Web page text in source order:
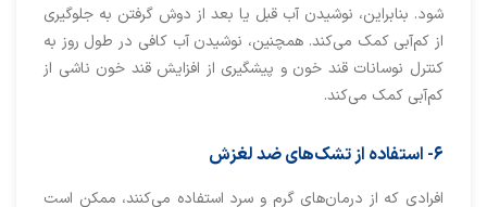
شود. بنابراین، نوشیدن آب قبل یا بعد از دوش گرفتن به جلوگیری
از کم‌آبی کمک می‌کند. همچنین، نوشیدن آب کافی در طول روز به
کنترل نوسانات قند خون و پیشگیری از افزایش قند خون ناشی از
کم‌آبی کمک می‌کند.
۶- استفاده از تشک ‌هایضد لغزش
افرادی که از درمان‌های گرم و سرد استفاده می‌کنند، ممکن است